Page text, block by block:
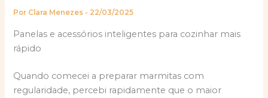
Por Clara Menezes - 22/03/2025
Panelas e acessórios inteligentes para cozinhar mais
rápido
Quando comecei a preparar marmitas com
regularidade, percebi rapidamente que o maior